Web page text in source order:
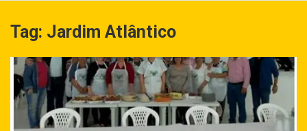
Tag: Jardim Atlântico